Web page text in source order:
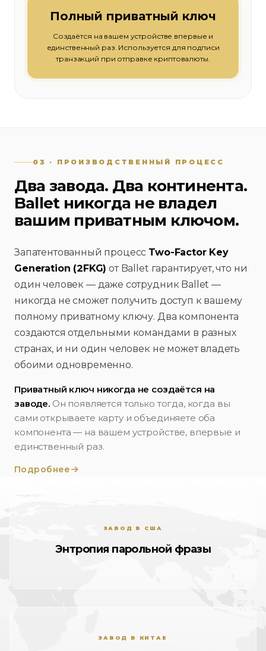
Полный приватный ключ
Создаётся на вашем устройстве впервые и
единственный раз. Используется для подписи
транзакций при отправке криптовалюты.
03 · ПРОИЗВОДСТВЕННЫЙ ПРОЦЕСС
Два завода. Два континента.
Ballet никогда не владел
вашим приватным ключом.
Запатентованный процесс Two-Factor Key
Generation (2FKG) от Ballet гарантирует, что ни
один человек — даже сотрудник Ballet —
никогда не сможет получить доступ к вашему
полному приватному ключу. Два компонента
создаются отдельными командами в разных
странах, и ни один человек не может владеть
обоими одновременно.
Приватный ключ никогда не создаётся на
заводе.Он появляется только тогда, когда вы
сами открываете карту и объединяете оба
компонента — на вашем устройстве, впервые и
единственный раз.
Подробнее
ЗАВОД В США
Энтропия парольной фразы
ЗАВОД В КИТАЕ